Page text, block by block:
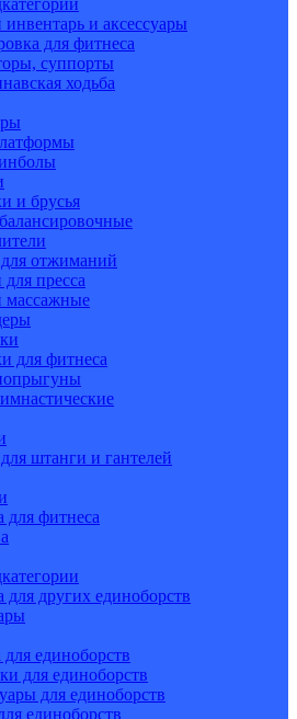
инвентарь и аксессуары
для фитнеса
суппорты
ходьба
и брусья
отжиманий
пресса
массажные
для фитнеса
штанги и гантелей
для фитнеса
других единоборств
единоборств
для единоборств
для единоборств
единоборств